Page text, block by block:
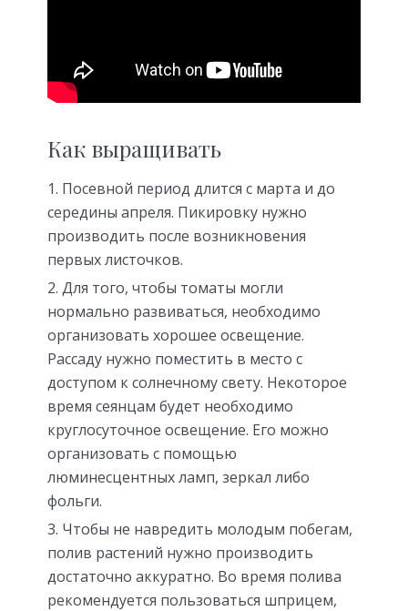
Как выращивать
Посевной период длится с марта и до
середины апреля. Пикировку нужно
производить после возникновения
первых листочков.
Для того, чтобы томаты могли
нормально развиваться, необходимо
организовать хорошее освещение.
Рассаду нужно поместить в место с
доступом к солнечному свету. Некоторое
время сеянцам будет необходимо
круглосуточное освещение. Его можно
организовать с помощью
люминесцентных ламп, зеркал либо
фольги.
Чтобы не навредить молодым побегам,
полив растений нужно производить
достаточно аккуратно. Во время полива
рекомендуется пользоваться шприцем,